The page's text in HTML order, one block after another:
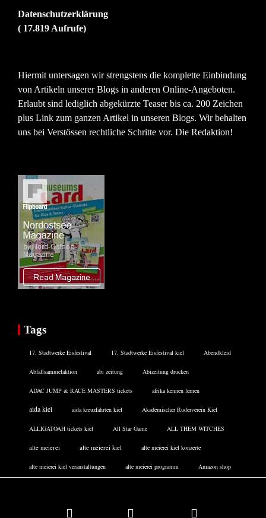
Datenschutzerklärung
( 17.819 Aufrufe)
Hiermit untersagen wir strengstens die komplette Einbindung
von Artikeln unserer Blogs in anderen Online-Angeboten.
Erlaubt sind lediglich abgekürzte Teaser bis ca. 200 Zeichen
plus Link zum ganzen Artikel in unseren Blogs. Wir behalten
uns bei Verstössen rechtliche Schritte vor. Die Redaktion!
Tags
17. Stadtwerke Eisfestival 17. Stadtwerke Eisfestival kiel Abendkleid
Abfallsammelaktion abi zeitung Abizeitung drucken
ADAC JUMP & RACE MASTERS tickets afrika kennen lernen
aida kiel aida kreuzfahrten kiel Akademischer Ruderverein Kiel
ALLIGATOAH tickets kiel All Star Game ALL THEM WITCHES
alte meierei alte meierei kiel alte meierei kiel konzerte
alte meierei kiel veranstaltungen alte meierei programm Amazon shop